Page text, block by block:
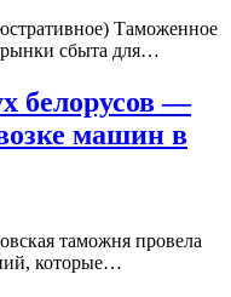
Таможенное
сбыта для…
белорусов —
машин в
таможня провела
которые…